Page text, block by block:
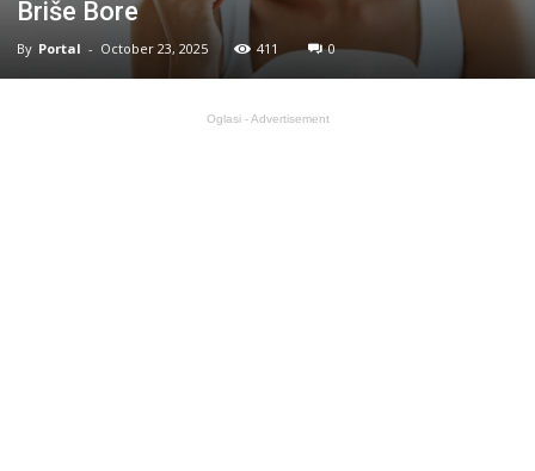
Briše Bore
By Portal - October 23, 2025 411 0
Oglasi - Advertisement